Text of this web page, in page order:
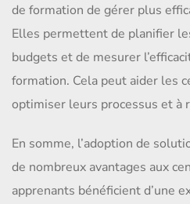
de formation de gérer plus
Elles permettent de planifier
budgets et de mesurer
formation. Cela peut aider les
optimiser leurs processus et à
En somme, l’adoption de
de nombreux avantages aux
apprenants bénéficient d’une